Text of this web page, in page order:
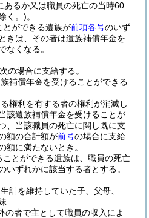
あるか又は職員の死亡の当時60
く。)。
とができる遺族が前項各号のいず
きは、その者は遺族補償年金を
なくなる。
の場合に支給する。
補償年金を受けることができる
権利を有する者の権利が消滅し
該遺族補償年金を受けることが
、当該職員の死亡に関し既に支
額の合計額が前号の場合に支給
額に満たないとき。
とができる遺族は、職員の死亡
いずれかに該当する者とする。
計を維持していた子、父母、
の者で主として職員の収入によ